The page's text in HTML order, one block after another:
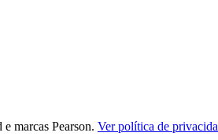
marcas Pearson. Ver política de